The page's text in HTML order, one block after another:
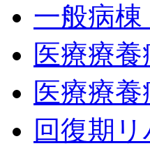
一般病棟
医療療養
医療療養
回復期